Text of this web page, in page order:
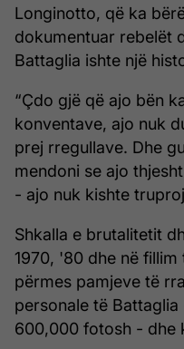
Longinotto, që ka
dokumentuar rebelët
Battaglia ishte një
“Çdo gjë që ajo bën
konventave, ajo nuk
prej rregullave. Dhe
mendoni se ajo
- ajo nuk kishte
Shkalla e brutalitetit
1970, '80 dhe në
përmes pamjeve të
personale të
600,000 fotosh - dhe